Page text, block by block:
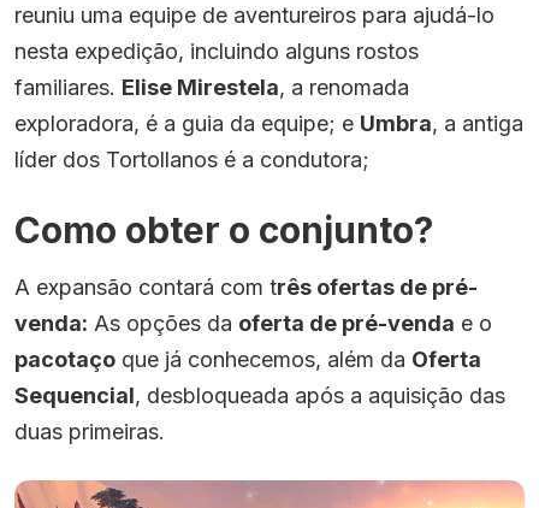
reuniu uma equipe de aventureiros para ajudá-lo
nesta expedição, incluindo alguns rostos
familiares. Elise Mirestela, a renomada
exploradora, é a guia da equipe; e Umbra, a antiga
líder dos Tortollanos é a condutora;
Como obter o conjunto?
A expansão contará com três ofertas de pré-
venda: As opções da oferta de pré-venda e o
pacotaço que já conhecemos, além da Oferta
Sequencial, desbloqueada após a aquisição das
duas primeiras.